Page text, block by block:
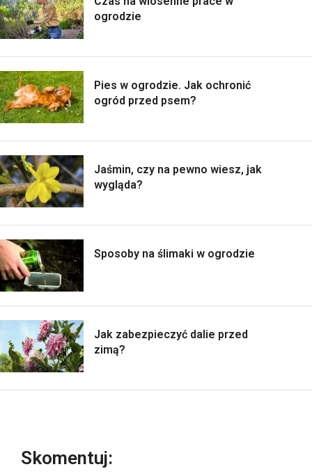
ogrodzie
Pies w ogrodzie. Jak ochronić
ogród przed psem?
Jaśmin, czy na pewno wiesz, jak
wygląda?
Sposoby na ślimaki w ogrodzie
Jak zabezpieczyć dalie przed
zimą?
Skomentuj: